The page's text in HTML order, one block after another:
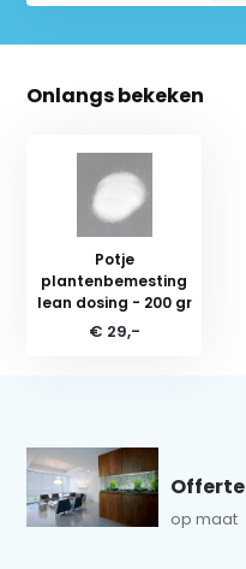
Onlangs bekeken
Potje
plantenbemesting
lean dosing - 200 gr
€ 29,-
Offerte
op maat